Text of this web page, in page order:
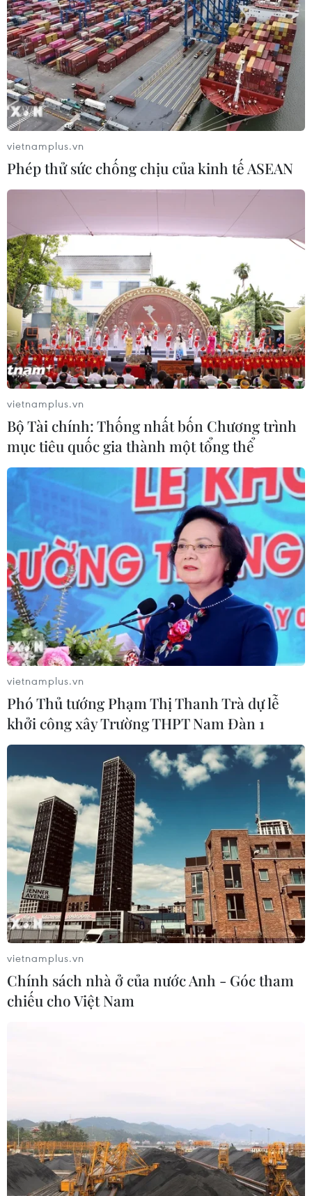
hang, nổ bom ở ngõ Thông Phong
18/09/2015 06:58
Rap News số 38 trở lại với những câu chuyện nóng hổi
tuần qua, từ các nhận định trái chiều về Ngôi nhà Việt
Nam tại Expo 2015, chuyện đánh giầy giá 900 nghìn
đồng, hay vụ nổ ở ngõ Thông Phong.
Rap News chuyên đề 20/10: "Phụ nữ Việt
Nam, tất nhiên là miễn chê"
"... Cám ơn ông giời, Người mang họ tới với cõi đời...,"
Rap News chuyên đề 08 như một lời chúc mừng chân
thành và nồng nhiệt của VietnamPlus gửi tới các chị em
nhân ngày Phụ nữ Việt Nam (20/10).
RapNews 39: Ở chung cư khó thanh thản,
tàu hải quân Mỹ vào Biển Đông
29/10/2015 06:14
Rap News số 39 bắt đầu với hàng loạt vấn đề nổi cộm
trong nước tuần qua, sự kiện công trình số 8 Lê Trực
"hiên ngang" giữa một góc thủ đô, nạn cháy chung cư ở
Hà Nội đã trở lên tràn lan.
RapNews chuyên đề: Lời tri ân ngày 20/11
gửi những người thầy kính yêu
20/11/2015 07:22
vietnamplus.vn
Phép thử sức chống chịu của kinh tế ASEAN
vietnamplus.vn
Bộ Tài chính: Thống nhất bốn Chương trình
mục tiêu quốc gia thành một tổng thể
vietnamplus.vn
Phó Thủ tướng Phạm Thị Thanh Trà dự lễ
khởi công xây Trường THPT Nam Đàn 1
vietnamplus.vn
Chính sách nhà ở của nước Anh - Góc tham
chiếu cho Việt Nam